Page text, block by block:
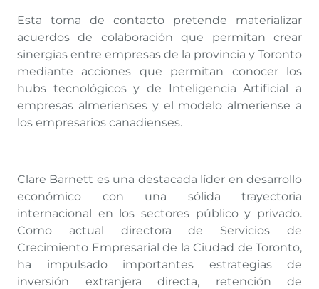
Esta toma de contacto pretende materializar
acuerdos de colaboración que permitan crear
sinergias entre empresas de la provincia y Toronto
mediante acciones que permitan conocer los
hubs tecnológicos y de Inteligencia Artificial a
empresas almerienses y el modelo almeriense a
los empresarios canadienses.
Clare Barnett es una destacada líder en desarrollo
económico con una sólida trayectoria
internacional en los sectores público y privado.
Como actual directora de Servicios de
Crecimiento Empresarial de la Ciudad de Toronto,
ha impulsado importantes estrategias de
inversión extranjera directa, retención de